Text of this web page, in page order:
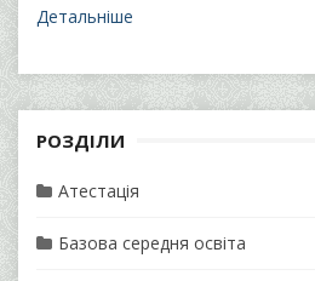
Детальніше
РОЗДІЛИ
Атестація
Базова середня освіта